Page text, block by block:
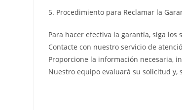
5. Procedimiento para Reclamar la
Para hacer efectiva la garantía, siga los
Contacte con nuestro servicio de
Proporcione la información necesaria,
Nuestro equipo evaluará su solicitud y,